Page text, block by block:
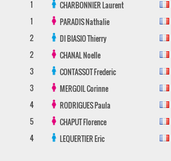
1 CHARBONNIERLaurent
1
PARADISNathalie
2
DI BIASIOThierry
2
CHANALNoelle
3
CONTASSOTFrederic
3
MERGOILCorinne
4
RODRIGUESPaula
5
CHAPUTFlorence
4
LEQUERTIEREric